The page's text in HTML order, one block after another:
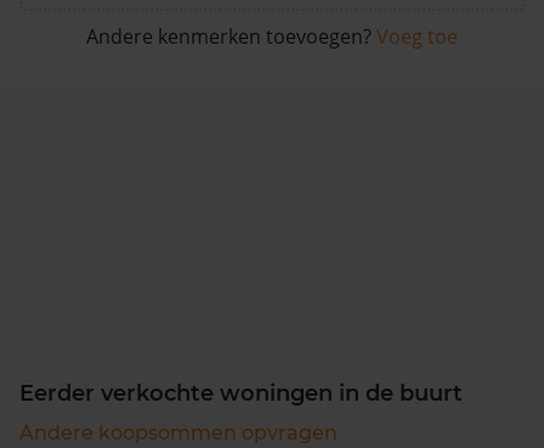
Andere kenmerken toevoegen? Voeg toe
Eerder verkochte woningen in de buurt
Andere koopsommen opvragen